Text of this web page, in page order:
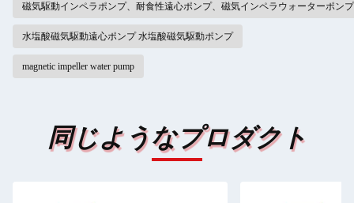
磁気駆動インペラポンプ、耐食性遠心ポンプ、磁気インペラウォーターポンプ
水塩酸磁気駆動遠心ポンプ 水塩酸磁気駆動ポンプ
magnetic impeller water pump
同じようなプロダクト